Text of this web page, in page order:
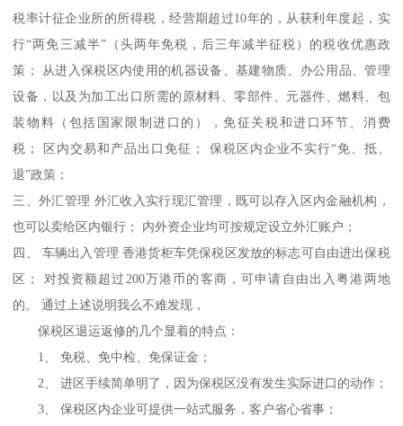
税率计征企业所的所得税，经营期超过10年的，从获利年度起，实
行“两免三减半”（头两年免税，后三年减半征税）的税收优惠政
策； 从进入保税区内使用的机器设备、基建物质、办公用品、管理
设备，以及为加工出口所需的原材料、零部件、元器件、燃料、包
装物料（包括国家限制进口的），免征关税和进口环节、消费
税； 区内交易和产品出口免征； 保税区内企业不实行“免、抵、
退”政策；
三、外汇管理 外汇收入实行现汇管理，既可以存入区内金融机构，
也可以卖给区内银行； 内外资企业均可按规定设立外汇账户；
四、 车辆出入管理 香港货柜车凭保税区发放的标志可自由进出保税
区； 对投资额超过200万港币的客商，可申请自由出入粤港两地
的。 通过上述说明我么不难发现，
保税区退运返修的几个显着的特点：
1、 免税、免中检、免保证金；
2、 进区手续简单明了，因为保税区没有发生实际进口的动作；
3、 保税区内企业可提供一站式服务，客户省心省事；